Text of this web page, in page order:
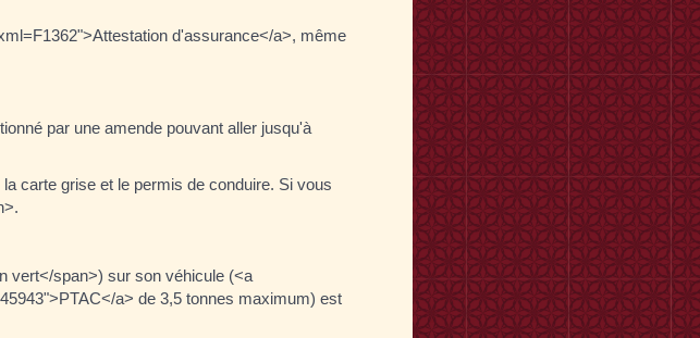
d'assurance</a>, même
par une amende pouvant aller jusqu'à
carte grise et le permis de conduire. Si vous
vert</span>) sur son véhicule (<a
a> de 3,5 tonnes maximum) est